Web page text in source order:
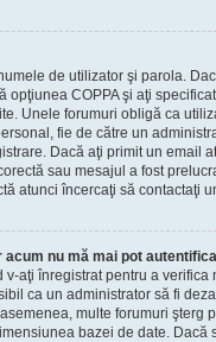
de utilizator şi parola.
COPPA şi aţi
Unele forumuri obligă ca
fie de către un
Dacă aţi primit un email
sau mesajul a fost
atunci încercaţi să contactaţi
nu mă mai pot
aţi înregistrat pentru a
ca un administrator să fi
multe forumuri şterg
bazei de date. Dacă